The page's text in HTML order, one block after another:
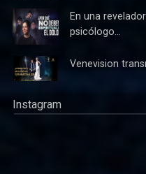
En una
psicólogo...
Venevision
Instagram